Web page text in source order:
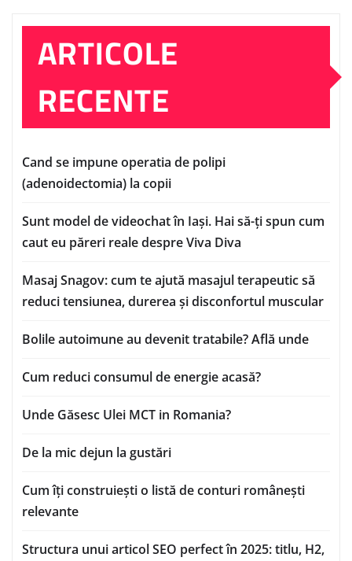
ARTICOLE
RECENTE
Cand se impune operatia de polipi
(adenoidectomia) la copii
Sunt model de videochat în Iași. Hai să-ți spun cum
caut eu păreri reale despre Viva Diva
Masaj Snagov: cum te ajută masajul terapeutic să
reduci tensiunea, durerea și disconfortul muscular
Bolile autoimune au devenit tratabile? Află unde
Cum reduci consumul de energie acasă?
Unde Găsesc Ulei MCT in Romania?
De la mic dejun la gustări
Cum îți construiești o listă de conturi românești
relevante
Structura unui articol SEO perfect în 2025: titlu, H2,